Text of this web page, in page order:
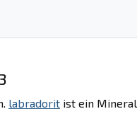
labradorit ist ein